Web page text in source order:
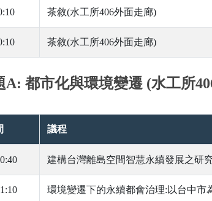
茶敘(水工所406外面走廊)
茶敘(水工所406外面走廊)
A: 都市化與環境變遷 (水工所
議程
建構台灣離島空間智慧永續發展之研
環境變遷下的永續都會治理:以台中市